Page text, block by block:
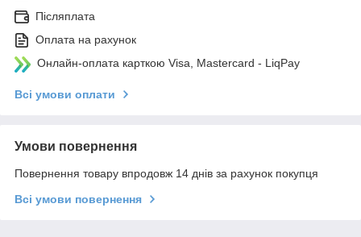
Післяплата
Оплата на рахунок
Онлайн-оплата карткою Visa, Mastercard - LiqPay
Всі умови оплати
Умови повернення
Повернення товару впродовж 14 днів за рахунок покупця
Всі умови повернення